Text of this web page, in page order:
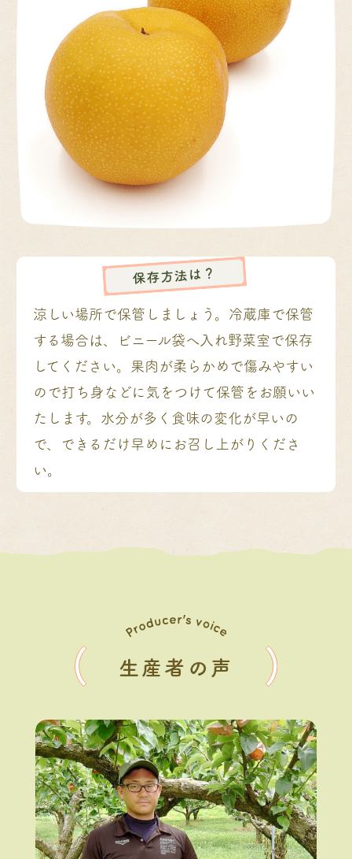
保存方法は？
涼しい場所で保管しましょう。冷蔵庫で保管
する場合は、ビニール袋へ入れ野菜室で保存
してください。果肉が柔らかめで傷みやすい
ので打ち身などに気をつけて保管をお願いい
たします。水分が多く食味の変化が早いの
で、できるだけ早めにお召し上がりくださ
い。
生産者の声